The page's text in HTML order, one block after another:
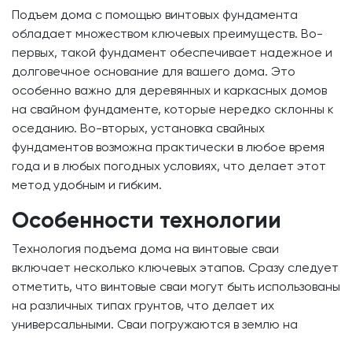
Подъем дома с помощью винтовых фундамента
обладает множеством ключевых преимуществ. Во-
первых, такой фундамент обеспечивает надежное и
долговечное основание для вашего дома. Это
особенно важно для деревянных и каркасных домов
на свайном фундаменте, которые нередко склонны к
оседанию. Во-вторых, установка свайных
фундаментов возможна практически в любое время
года и в любых погодных условиях, что делает этот
метод удобным и гибким.
Особенности технологии
Технология подъема дома на винтовые сваи
включает несколько ключевых этапов. Сразу следует
отметить, что винтовые сваи могут быть использованы
на различных типах грунтов, что делает их
универсальными. Сваи погружаются в землю на